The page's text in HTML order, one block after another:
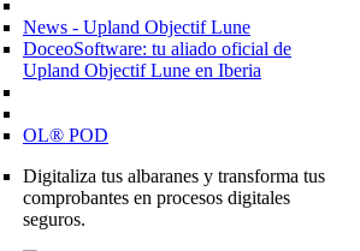
News - Upland Objectif Lune
DoceoSoftware: tu aliado oficial de
Upland Objectif Lune en Iberia
OL® POD
Digitaliza tus albaranes y transforma tus
comprobantes en procesos digitales
seguros.